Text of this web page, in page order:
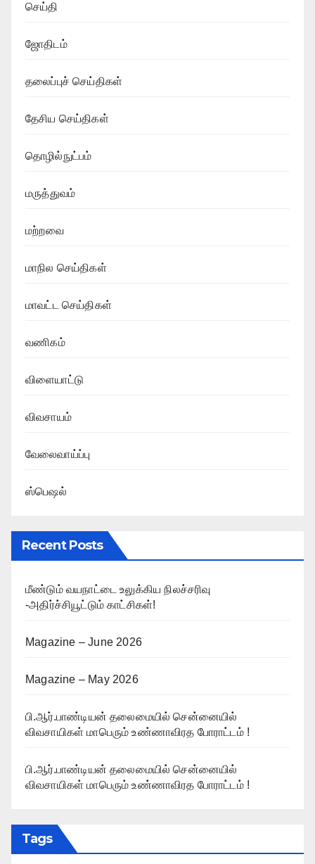
செய்தி
ஜோதிடம்
தலைப்புச் செய்திகள்
தேசிய செய்திகள்
தொழில்நுட்பம்
மருத்துவம்
மற்றவை
மாநில செய்திகள்
மாவட்ட செய்திகள்
வணிகம்
விளையாட்டு
விவசாயம்
வேலைவாய்ப்பு
ஸ்பெஷல்
Recent Posts
மீண்டும் வயநாட்டை உலுக்கிய நிலச்சரிவு
-அதிர்ச்சியூட்டும் காட்சிகள்!
Magazine – June 2026
Magazine – May 2026
பி.ஆர்.பாண்டியன் தலைமையில் சென்னையில்
விவசாயிகள் மாபெரும் உண்ணாவிரத போராட்டம் !
பி.ஆர்.பாண்டியன் தலைமையில் சென்னையில்
விவசாயிகள் மாபெரும் உண்ணாவிரத போராட்டம் !
Tags